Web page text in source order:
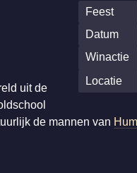
Feest
Datum
Winactie
Locatie
uit de
de mannen van